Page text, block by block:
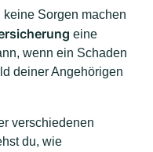
Sorgen machen
eine
wenn ein Schaden
deiner Angehörigen
verschiedenen
du, wie